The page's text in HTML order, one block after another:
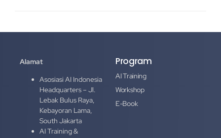
Alamat
Asosiasi AI Indonesia
Headquarters – Jl.
Lebak Bulus Raya,
Kebayoran Lama,
South Jakarta
AI Training &
Program
AI Training
Workshop
E-Book